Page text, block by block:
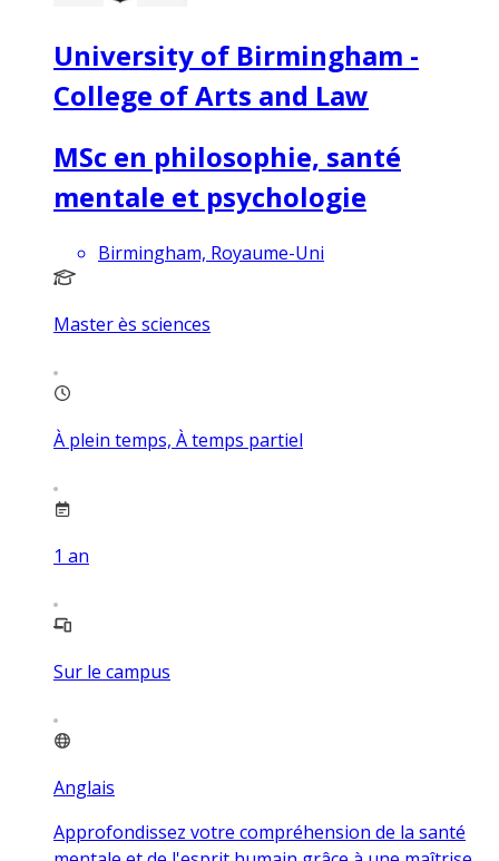
University of Birmingham -
College of Arts and Law
MSc en philosophie, santé
mentale et psychologie
Birmingham, Royaume-Uni
Master ès sciences
À plein temps, À temps partiel
1 an
Sur le campus
Anglais
Approfondissez votre compréhension de la santé